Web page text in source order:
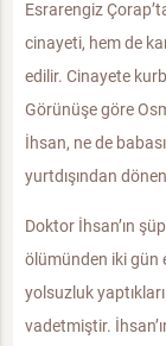
Esrarengiz
cinayeti, hem de
edilir. Cinayete
Görünüşe göre
İhsan, ne de
yurtdışından
Doktor İhsan’ın
ölümünden iki gün
yolsuzluk
vadetmiştir.